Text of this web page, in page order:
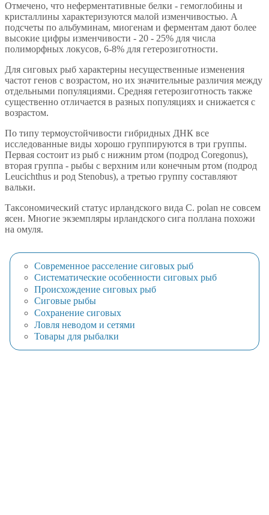
Отмечено, что неферментативные белки - гемоглобины и
кристаллины характеризуются малой изменчивостью. А
подсчеты по альбуминам, миогенам и ферментам дают более
высокие цифры изменчивости - 20 - 25% для числа
полиморфных локусов, 6-8% для гетерозиготности.
Для сиговых рыб характерны несущественные изменения
частот генов с возрастом, но их значительные различия между
отдельными популяциями. Средняя гетерозиготность также
существенно отличается в разных популяциях и снижается с
возрастом.
По типу термоустойчивости гибридных ДНК все
исследованные виды хорошо группируются в три группы.
Первая состоит из рыб с нижним ртом (подрод Coregonus),
вторая группа - рыбы с верхним или конечным ртом (подрод
Leucichthus и род Stenobus), а третью группу составляют
вальки.
Таксономический статус ирландского вида С. polan не совсем
ясен. Многие экземпляры ирландского сига поллана похожи
на омуля.
Современное расселение сиговых рыб
Систематические особенности сиговых рыб
Происхождение сиговых рыб
Сиговые рыбы
Сохранение сиговых
Ловля неводом и сетями
Товары для рыбалки